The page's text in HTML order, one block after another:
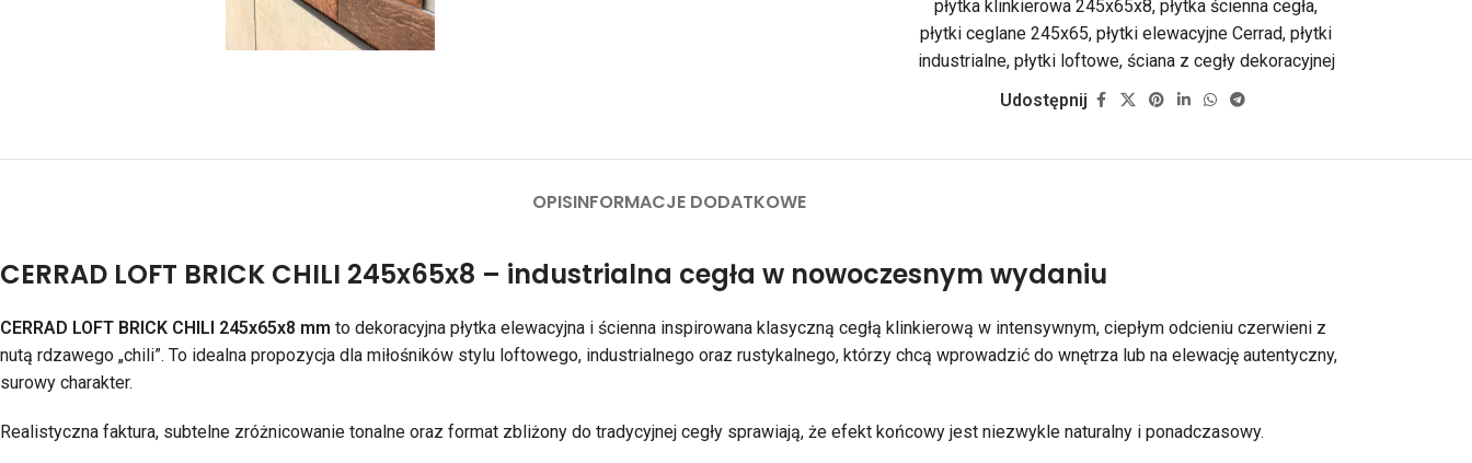
płytka klinkierowa 245x65x8, płytka ścienna cegła,
płytki ceglane 245x65, płytki elewacyjne Cerrad, płytki
industrialne, płytki loftowe, ściana z cegły dekoracyjnej
Udostępnij
OPISINFORMACJE DODATKOWE
CERRAD LOFT BRICK CHILI 245x65x8 – industrialna cegła w nowoczesnym wydaniu
CERRAD LOFT BRICK CHILI 245x65x8 mm to dekoracyjna płytka elewacyjna i ścienna inspirowana klasyczną cegłą klinkierową w intensywnym, ciepłym odcieniu czerwieni z
nutą rdzawego „chili”. To idealna propozycja dla miłośników stylu loftowego, industrialnego oraz rustykalnego, którzy chcą wprowadzić do wnętrza lub na elewację autentyczny,
surowy charakter.
Realistyczna faktura, subtelne zróżnicowanie tonalne oraz format zbliżony do tradycyjnej cegły sprawiają, że efekt końcowy jest niezwykle naturalny i ponadczasowy.